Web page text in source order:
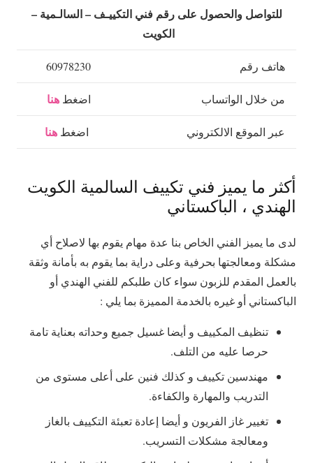
للتواصل والحصول على رقم فني التكييـف – السالـمية –
الكويت
هاتف رقم 60978230
من خلال الواتساب اضغطهنا
عبر الموقع الالكتروني اضغط هنا
أكثر ما يميز فني تكييف السالمية الكويت
الهندي ، الباكستاني
لدى ما يميز الفني الخاص بنا عدة مهام يقوم بها لاصلاح أي
مشكلة ومعالجتها بحرفية وعلى دراية بما يقوم به بأمانة وثقة
بالعمل المقدم للزبون سواء كان طلبكم للفني الهندي أو
الباكستاني أو غيره بالخدمة المميزة بما يلي :
تنظيف المكييف و أيضا غسيل جميع وحداته بعناية تامة
حرصا عليه من التلف.
مهندسين تكييف و كذلك فنين على أعلى مستوى من
التدريب والمهارة والكفاءة.
تغيير غاز الفريون و أيضا إعادة تعبئة التكييف بالغاز
ومعالجة مشكلات التسريب.